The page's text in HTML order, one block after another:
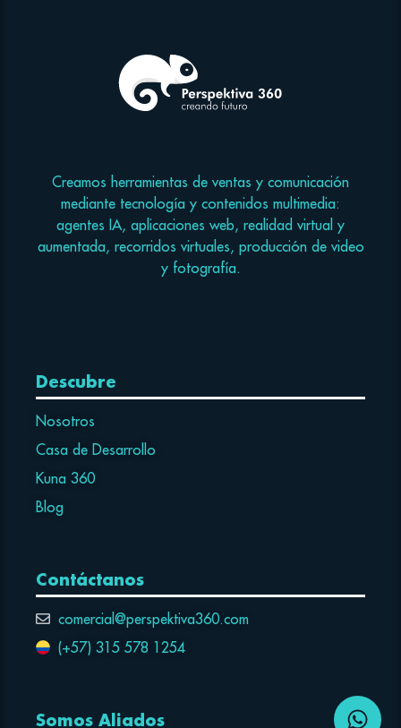
Creamos herramientas de ventas y comunicación
mediante tecnología y contenidos multimedia:
agentes IA, aplicaciones web, realidad virtual y
aumentada, recorridos virtuales, producción de video
y fotografía.
Descubre
Nosotros
Casa de Desarrollo
Kuna 360
Blog
Contáctanos
comercial@perspektiva360.com
(+57) 315 578 1254
Somos Aliados